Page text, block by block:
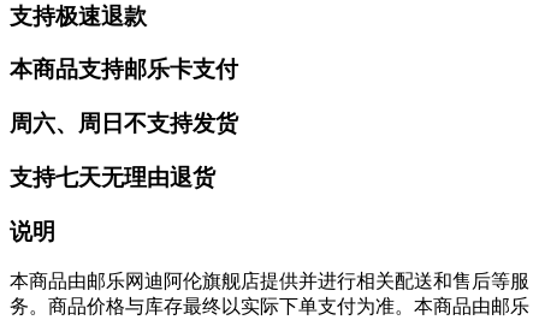
支持极速退款
本商品支持邮乐卡支付
周六、周日不支持发货
支持七天无理由退货
说明
本商品由邮乐网迪阿伦旗舰店提供并进行相关配送和售后等服
务。商品价格与库存最终以实际下单支付为准。本商品由邮乐